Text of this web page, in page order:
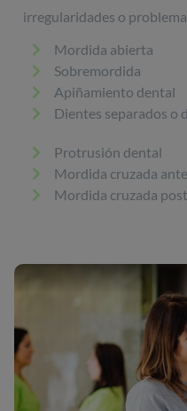
irregularidades o
Mordida abierta
Sobremordida
Apiñamiento dental
Dientes separados o
Protrusión dental
Mordida cruzada
Mordida cruzada